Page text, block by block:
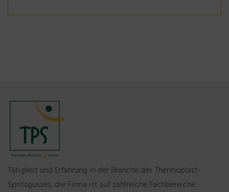
Tätigkeit und Erfahrung in der Branche des Thermoplast-
Spritzgusses, die Firma ist auf zahlreiche Fachbereiche